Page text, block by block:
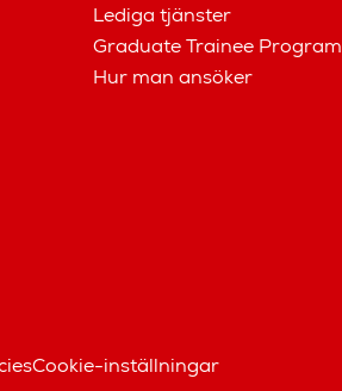
Lediga tjänster
Graduate Trainee Program
Hur man ansöker
Cookie-inställningar